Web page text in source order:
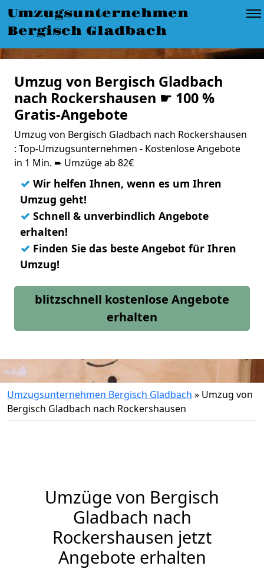
Umzugsunternehmen
Bergisch Gladbach
Umzug von Bergisch Gladbach
nach Rockershausen ☛ 100 %
Gratis-Angebote
Umzug von Bergisch Gladbach nach Rockershausen
: Top-Umzugsunternehmen - Kostenlose Angebote
in 1 Min. ➨ Umzüge ab 82€
✓ Wir helfen Ihnen, wenn es um Ihren
Umzug geht!
✓ Schnell & unverbindlich Angebote
erhalten!
✓ Finden Sie das beste Angebot für Ihren
Umzug!
blitzschnell kostenlose Angebote
erhalten
Umzugsunternehmen Bergisch Gladbach » Umzug von
Bergisch Gladbach nach Rockershausen
Umzüge von Bergisch
Gladbach nach
Rockershausen jetzt
Angebote erhalten